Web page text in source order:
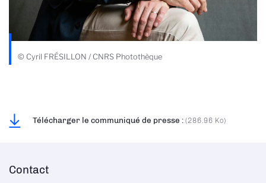
© Cyril FRÉSILLON / CNRS Photothèque
Télécharger le communiqué de presse : (286.96 Ko)
Contact